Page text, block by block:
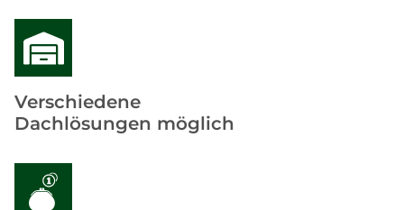
Verschiedene
Dachlösungen möglich